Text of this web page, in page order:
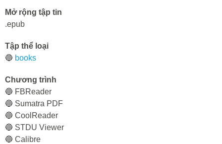
Mở rộng tập tin
.epub
Tập thể loại
🔵 books
Chương trình
🔵 FBReader
🔵 Sumatra PDF
🔵 CoolReader
🔵 STDU Viewer
🔵 Calibre